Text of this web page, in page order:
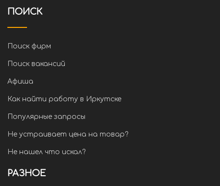
ПОИСК
Поиск фирм
Поиск вакансий
Афиша
Как найти работу в Иркутске
Популярные запросы
Не устраивает цена на товар?
Не нашел что искал?
РАЗНОЕ